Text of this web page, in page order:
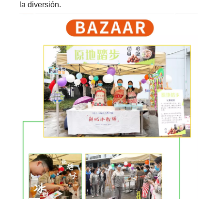
la diversión.